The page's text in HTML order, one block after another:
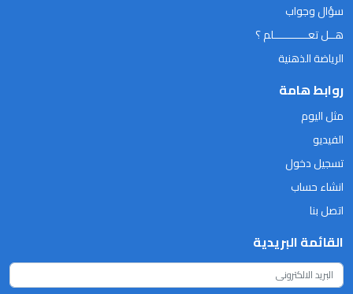
سؤال وجواب
هــل تعـــــــــــلم ؟
الرياضة الذهنية
روابط هامة
مثل اليوم
الفيديو
تسجيل دخول
انشاء حساب
اتصل بنا
القائمة البريدية